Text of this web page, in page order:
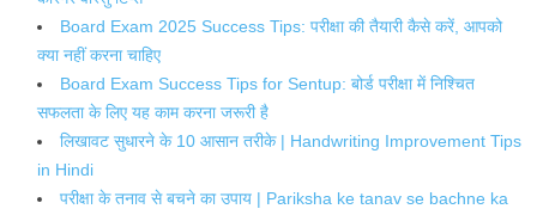
Board Exam 2025 Success Tips: परीक्षा की तैयारी कैसे करें, आपको
क्या नहीं करना चाहिए
Board Exam Success Tips for Sentup: बोर्ड परीक्षा में निश्चित
सफलता के लिए यह काम करना जरूरी है
लिखावट सुधारने के 10 आसान तरीके | Handwriting Improvement Tips
in Hindi
परीक्षा के तनाव से बचने का उपाय | Pariksha ke tanav se bachne ka